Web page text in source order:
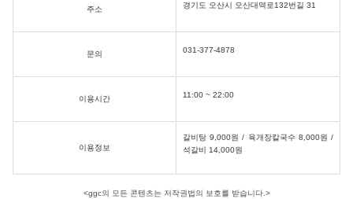
주소 경기도 오산시 오산대역로132번길 31
문의 031-377-4878
이용시간 11:00 ~ 22:00
이용정보
갈비탕 9,000원 / 육개장칼국수 8,000원 /
석갈비 14,000원
<ggc의 모든 콘텐츠는 저작권법의 보호를 받습니다.>